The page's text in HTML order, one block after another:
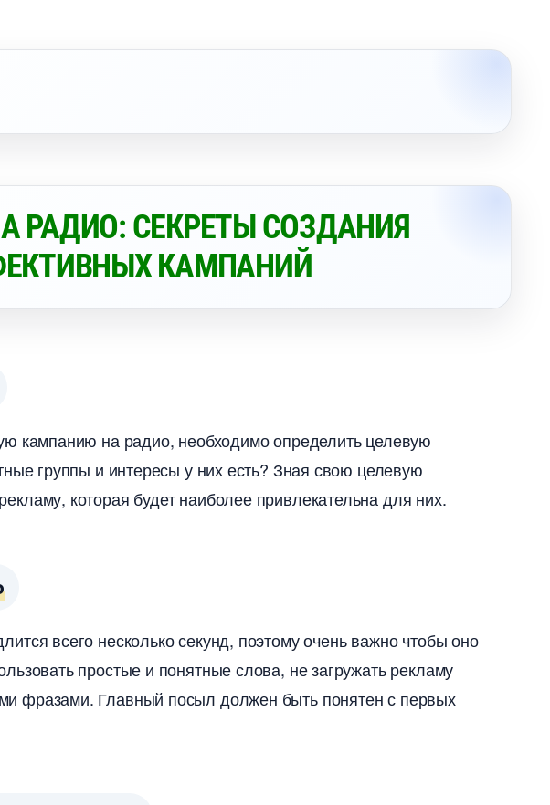
РАДИО: СЕКРЕТЫ СОЗДАНИЯ
КАМПАНИЙ
кампанию на радио, необходимо определить целевую
группы и интересы у них есть? Зная свою целевую
которая будет наиболее привлекательна для них.
всего несколько секунд, поэтому очень важно чтобы оно
простые и понятные слова, не загружать рекламу
фразами. Главный посыл должен быть понятен с первых